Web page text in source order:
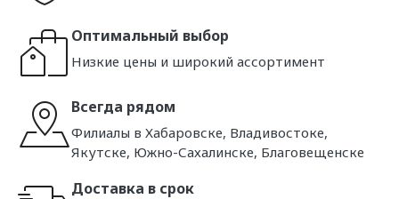
Оптимальный выбор
Низкие цены и широкий ассортимент
Всегда рядом
Филиалы в Хабаровске, Владивостоке,
Якутске, Южно-Сахалинске, Благовещенске
Доставка в срок